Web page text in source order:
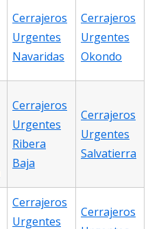
Cerrajeros
Urgentes
Navaridas
Cerrajeros
Urgentes
Okondo
Cerrajeros
Urgentes
Ribera
Baja
Cerrajeros
Urgentes
Salvatierra
Cerrajeros
Urgentes
Cerrajeros